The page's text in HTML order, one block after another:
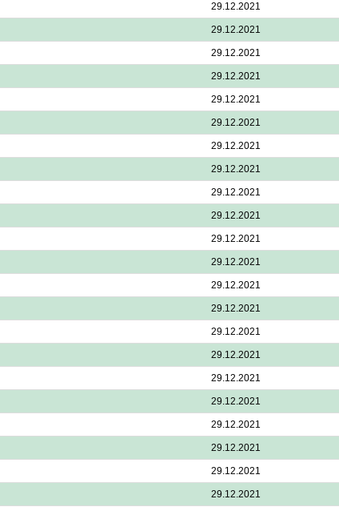
29.12.2021
29.12.2021
29.12.2021
29.12.2021
29.12.2021
29.12.2021
29.12.2021
29.12.2021
29.12.2021
29.12.2021
29.12.2021
29.12.2021
29.12.2021
29.12.2021
29.12.2021
29.12.2021
29.12.2021
29.12.2021
29.12.2021
29.12.2021
29.12.2021
29.12.2021